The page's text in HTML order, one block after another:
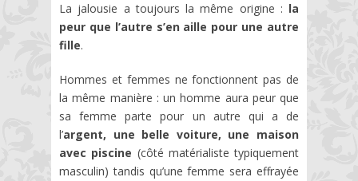
La jalousie a toujours la même origine : la
peur que l’autre s’en aille pour une autre
fille.
Hommes et femmes ne fonctionnent pas de
la même manière : un homme aura peur que
sa femme parte pour un autre qui a de
l’argent, une belle voiture, une maison
avec piscine (côté matérialiste typiquement
masculin) tandis qu’une femme sera effrayée